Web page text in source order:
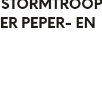
PEPER- EN